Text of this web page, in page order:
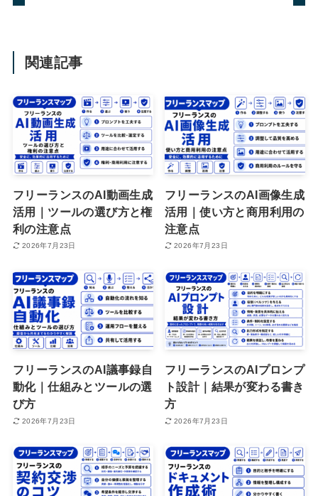
関連記事
フリーランスのAI動画生成
活用｜ツールの選び方と権
利の注意点
2026年7月23日
フリーランスのAI画像生成
活用｜使い方と商用利用の
注意点
2026年7月23日
フリーランスのAI議事録自
動化｜仕組みとツールの選
び方
2026年7月23日
フリーランスのAIプロンプ
ト設計｜結果が変わる書き
方
2026年7月23日